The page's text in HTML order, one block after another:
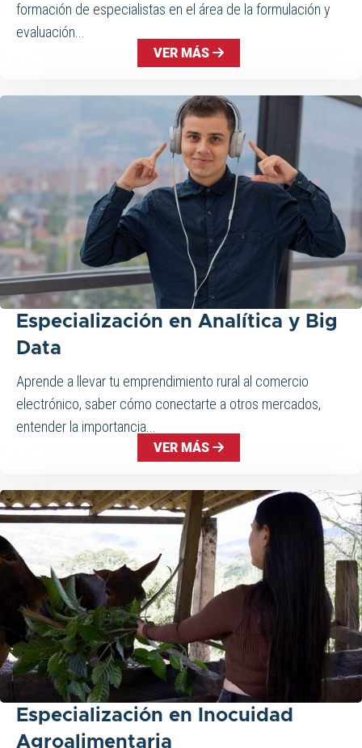
formación​ de esp​ecialistas en el área de la formulación y
evaluación...
VER MÁS
Especialización en Analítica y Big
Data
Aprende a llevar tu emprendimiento rural al comercio
electrónico, saber cómo conectarte a otros mercados,
entender la importancia...
VER MÁS
Especialización en Inocuidad
Agroalimentaria